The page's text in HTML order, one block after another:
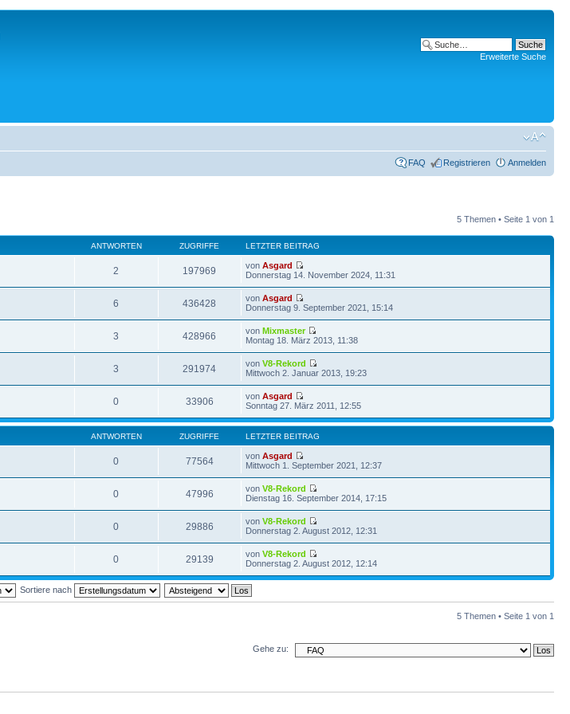
Erweiterte Suche
FAQ Registrieren Anmelden
5 Themen • Seite 1 von 1
ANTWORTEN ZUGRIFFE LETZTER BEITRAG
2 197969 vonAsgard
Donnerstag 14. November 2024, 11:31
6 436428 vonAsgard
Donnerstag 9. September 2021, 15:14
3 428966 vonMixmaster
Montag 18. März 2013, 11:38
3 291974 vonV8-Rekord
Mittwoch 2. Januar 2013, 19:23
0 33906 vonAsgard
Sonntag 27. März 2011, 12:55
ANTWORTEN ZUGRIFFE LETZTER BEITRAG
0 77564 vonAsgard
Mittwoch 1. September 2021, 12:37
0 47996 vonV8-Rekord
Dienstag 16. September 2014, 17:15
0 29886 vonV8-Rekord
Donnerstag 2. August 2012, 12:31
0 29139 vonV8-Rekord
Donnerstag 2. August 2012, 12:14
Sortiere nach
5 Themen • Seite 1 von 1
Gehe zu: